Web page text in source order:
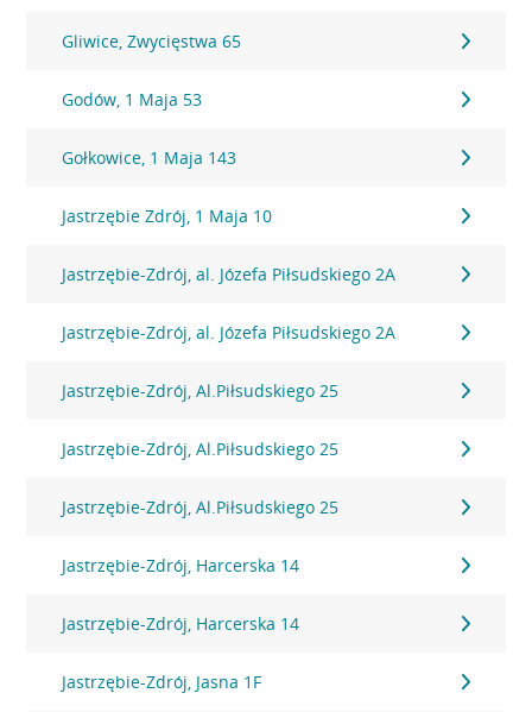
Gliwice, Zwycięstwa 65
Godów, 1 Maja 53
Gołkowice, 1 Maja 143
Jastrzębie Zdrój, 1 Maja 10
Jastrzębie-Zdrój, al. Józefa Piłsudskiego 2A
Jastrzębie-Zdrój, al. Józefa Piłsudskiego 2A
Jastrzębie-Zdrój, Al.Piłsudskiego 25
Jastrzębie-Zdrój, Al.Piłsudskiego 25
Jastrzębie-Zdrój, Al.Piłsudskiego 25
Jastrzębie-Zdrój, Harcerska 14
Jastrzębie-Zdrój, Harcerska 14
Jastrzębie-Zdrój, Jasna 1F